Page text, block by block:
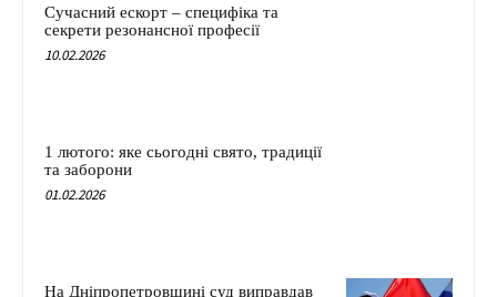
Сучасний ескорт – специфіка та
секрети резонансної професії
10.02.2026
1 лютого: яке сьогодні свято, традиції
та заборони
01.02.2026
На Дніпропетровщині суд виправдав